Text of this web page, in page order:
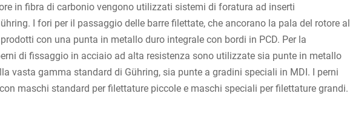
in fibra di carbonio vengono utilizzati sistemi di foratura ad inserti
I fori per il passaggio delle barre filettate, che ancorano la pala del rotore al
con una punta in metallo duro integrale con bordi in PCD. Per la
di fissaggio in acciaio ad alta resistenza sono utilizzate sia punte in metallo
vasta gamma standard di Gühring, sia punte a gradini speciali in MDI. I perni
maschi standard per filettature piccole e maschi speciali per filettature grandi.